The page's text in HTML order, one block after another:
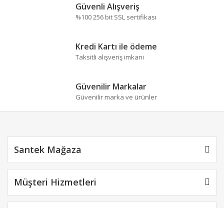
Güvenli Alışveriş
%100 256 bit SSL sertifikası
Kredi Kartı ile ödeme
Taksitli alışveriş imkanı
Güvenilir Markalar
Güvenilir marka ve ürünler
Santek Mağaza
Müşteri Hizmetleri